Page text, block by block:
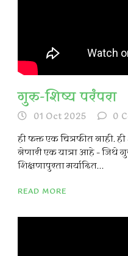
गुरु-शिष्य परंपरा
01 Oct 2025 0
ही फक्त एक चित्रफीत नाही.
नेणारी एक यात्रा आहे – जिथे
शिक्षणापुरता मर्यादित...
READ MORE